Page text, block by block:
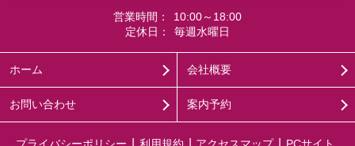
営業時間：
10:00～18:00
定休日：
毎週水曜日
ホーム 会社概要
お問い合わせ 案内予約